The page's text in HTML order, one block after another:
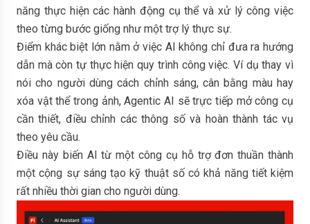
năng thực hiện các hành động cụ thể và xử lý công việc
theo từng bước giống như một trợ lý thực sự.
Điểm khác biệt lớn nằm ở việc AI không chỉ đưa ra hướng
dẫn mà còn tự thực hiện quy trình công việc. Ví dụ thay vì
nói cho người dùng cách chỉnh sáng, cân bằng màu hay
xóa vật thể trong ảnh, Agentic AI sẽ trực tiếp mở công cụ
cần thiết, điều chỉnh các thông số và hoàn thành tác vụ
theo yêu cầu.
Điều này biến AI từ một công cụ hỗ trợ đơn thuần thành
một cộng sự sáng tạo kỹ thuật số có khả năng tiết kiệm
rất nhiều thời gian cho người dùng.